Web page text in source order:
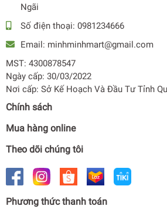
Ngãi
Số điện thoại: 0981234666
Email: minhminhmart@gmail.com
MST: 4300878547
Ngày cấp: 30/03/2022
Nơi cấp: Sở Kế Hoạch Và Đầu Tư Tỉnh
Chính sách
Mua hàng online
Theo dõi chúng tôi
Phương thức thanh toán